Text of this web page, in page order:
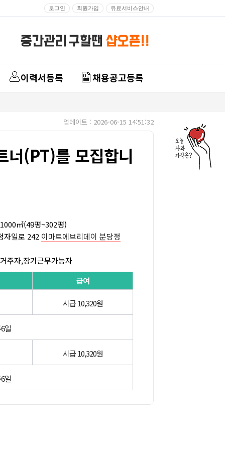
로그인 회원가입 유료서비스안내
이력서등록 채용공고등록
업데이트 : 2026-06-15 14:51:32
너(PT)를 모집합니
㎡(49평~302평)
자일로 242 이마트에브리데이 분당정
주자,장기근무가능자
급여
시급 10,320원
일
시급 10,320원
일